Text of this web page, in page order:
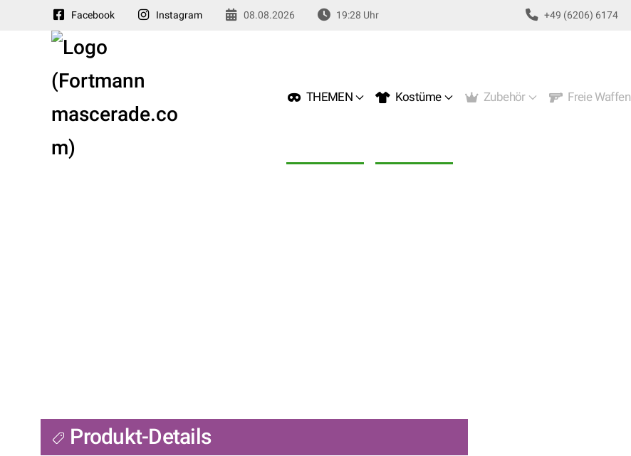
Facebook Instagram 08.08.2026 19:28 Uhr +49 (6206) 6174
THEMEN Kostüme Zubehör Freie Waffen
Produkt-Details